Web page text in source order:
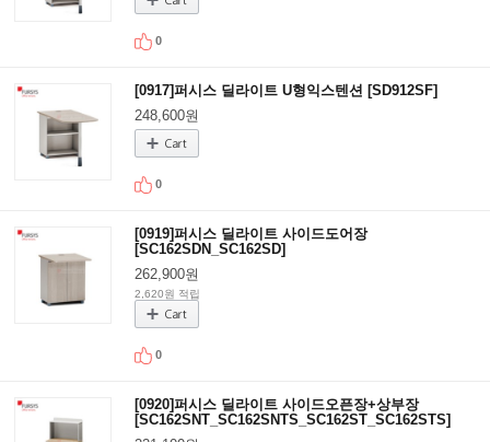
0
[0917]퍼시스 딜라이트 U형익스텐션 [SD912SF]
248,600원
0
[0919]퍼시스 딜라이트 사이드도어장
[SC162SDN_SC162SD]
262,900원
2,620원 적립
0
[0920]퍼시스 딜라이트 사이드오픈장+상부장
[SC162SNT_SC162SNTS_SC162ST_SC162STS]